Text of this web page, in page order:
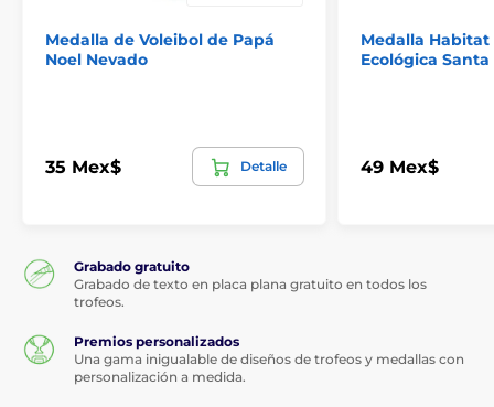
Medalla de Voleibol de Papá
Noel Nevado
35 Mex$ Detalle
Medalla Habitat
Ecológica
49 Mex$
Grabado gratuito
Grabado de texto en placa plana gratuito en todos los
trofeos.
Premios personalizados
Una gama inigualable de diseños de trofeos y medallas con
personalización a medida.